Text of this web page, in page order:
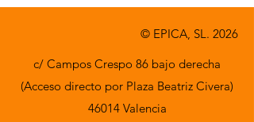
© EPICA, SL. 2026
c/ Campos Crespo 86 bajo derecha
(Acceso directo por Plaza Beatriz Civera)
46014 Valencia